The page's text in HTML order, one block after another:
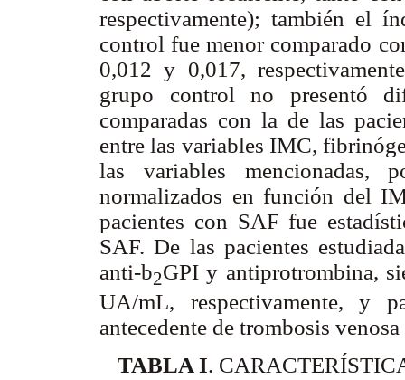
respectivamente); también el
control fue menor comparado
0,012 y 0,017,
grupo control no presentó
comparadas con la de las
entre las variables IMC,
las variables
normalizados en función del
pacientes con SAF fue
SAF. De las pacientes
anti-b2GPI y antiprotrombina,
UA/mL, respectivamente, y
antecedente de trombosis
TABLA I.